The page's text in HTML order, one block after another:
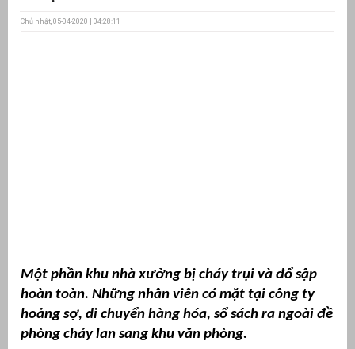
Chủ nhật, 05-04-2020 | 04:28:11
Một phần khu nhà xưởng bị cháy trụi và đổ sập
hoàn toàn. Những nhân viên có mặt tại công ty
hoảng sợ, di chuyển hàng hóa, sổ sách ra ngoài đề
phòng cháy lan sang khu văn phòng.